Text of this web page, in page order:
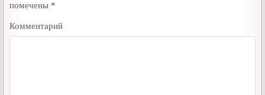
помечены *
Комментарий